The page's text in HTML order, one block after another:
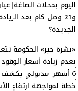
و21 وصل كام بعد
الجديدة؟
«بشرة خير» الحكومة
بعدم زيادة أسعار
6 أشهر: مدبولي
خطة لمواجهة ارتفاع